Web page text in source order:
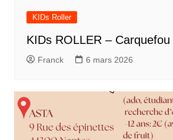
KIDs Roller
KIDs ROLLER –
Franck 6 mars 2026